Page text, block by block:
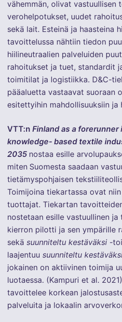
vähemmän, olivat vastuullisen
verohelpotukset, uudet
sekä lait. Esteinä ja haasteina
tavoittelussa nähtiin tiedon
hiilineutraalien palveluiden
rahoitukset ja tuet, standardit
toimitilat ja logistiikka. D&C-
pääaluetta vastaavat suoraan
esitettyihin mahdollisuuksiin ja
VTT:n Finland as a forerunner
knowledge- based textile
2035 nostaa esille
miten Suomesta saadaan
tietämyspohjaisen
Toimijoina tiekartassa ovat
tuottajat. Tiekartan
nostetaan esille vastuullinen
kierron pilotti ja sen ympärille
sekä suunniteltu kestäväksi -
laajentuu suunniteltu
jokainen on aktiivinen toimija
luotaessa. (Kampuri et al.
tavoittelee korkean
palveluita ja lokaalin